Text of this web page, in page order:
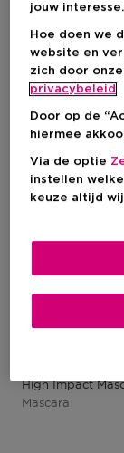
€ 29,25
Aanbevolen
High
Mascara
jouw interesse.
Hoe doen we
website en
zich door
privacybeleid
Door op de
hiermee
Via de optie
instellen
keuze altijd